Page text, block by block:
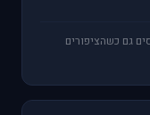
טסים גם כשהציפורים